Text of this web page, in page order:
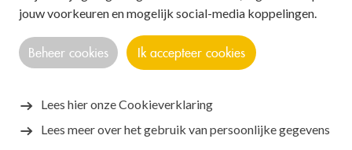
FOLLOW US!
Copyright © 2026 SANTOS
jouw voorkeuren en mogelijk social-media koppelingen.
Beheer cookies Ik accepteer cookies
Lees hier onze Cookieverklaring
Lees meer over het gebruik van persoonlijke gegevens